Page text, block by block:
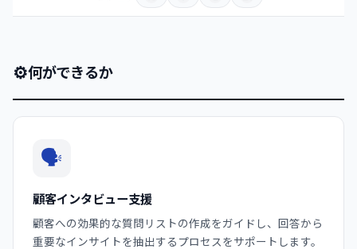
⚙何ができるか
🗣️
顧客インタビュー支援
顧客への効果的な質問リストの作成をガイドし、回答から
重要なインサイトを抽出するプロセスをサポートします。